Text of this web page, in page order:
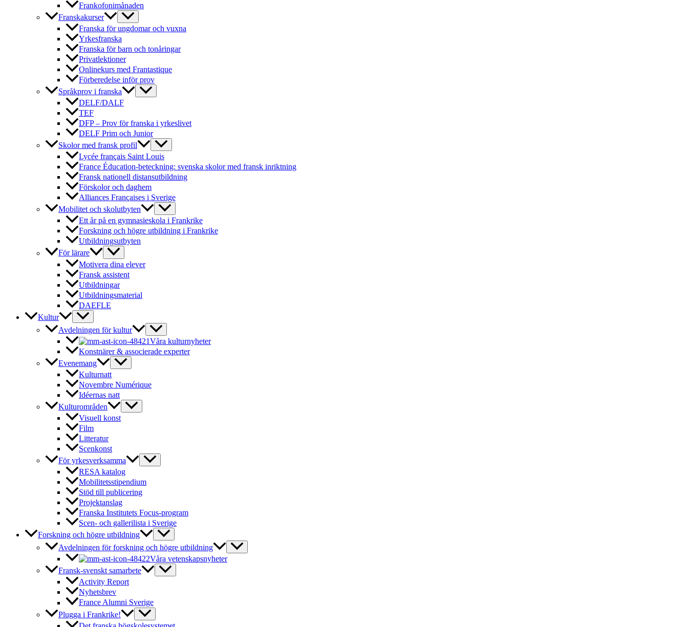
Frankofonimånaden
Franskakurser
Franska för ungdomar och vuxna
Yrkesfranska
Franska för barn och tonåringar
Privatlektioner
Onlinekurs med Frantastique
Förberedelse inför prov
Språkprov i franska
DELF/DALF
TEF
DFP – Prov för franska i yrkeslivet
DELF Prim och Junior
Skolor med fransk profil
Lycée français Saint Louis
France Éducation-beteckning: svenska skolor med fransk inriktning
Fransk nationell distansutbildning
Förskolor och daghem
Alliances Françaises i Sverige
Mobilitet och skolutbyten
Ett år på en gymnasieskola i Frankrike
Forskning och högre utbildning i Frankrike
Utbildningsutbyten
För lärare
Motivera dina elever
Fransk assistent
Utbildningar
Utbildningsmaterial
DAEFLE
Kultur
Avdelningen för kultur
Våra kulturnyheter
Konstnärer & associerade experter
Evenemang
Kulturnatt
Novembre Numérique
Idéernas natt
Kulturområden
Visuell konst
Film
Litteratur
Scenkonst
För yrkesverksamma
RESA katalog
Mobilitetsstipendium
Stöd till publicering
Projektanslag
Franska Institutets Focus-program
Scen- och gallerilista i Sverige
Forskning och högre utbildning
Avdelningen för forskning och högre utbildning
Våra vetenskapsnyheter
Fransk-svenskt samarbete
Activity Report
Nyhetsbrev
France Alumni Sverige
Plugga i Frankrike!